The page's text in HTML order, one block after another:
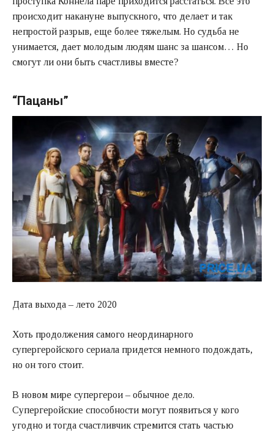
происходит накануне выпускного, что делает и так
непростой разрыв, еще более тяжелым. Но судьба не
унимается, дает молодым людям шанс за шансом… Но
смогут ли они быть счастливы вместе?
“Пацаны”
Дата выхода – лето 2020
Хоть продолжения самого неординарного
супергеройского сериала придется немного подождать,
но он того стоит.
В новом мире супергерои – обычное дело.
Супергеройские способности могут появиться у кого
угодно и тогда счастливчик стремится стать частью